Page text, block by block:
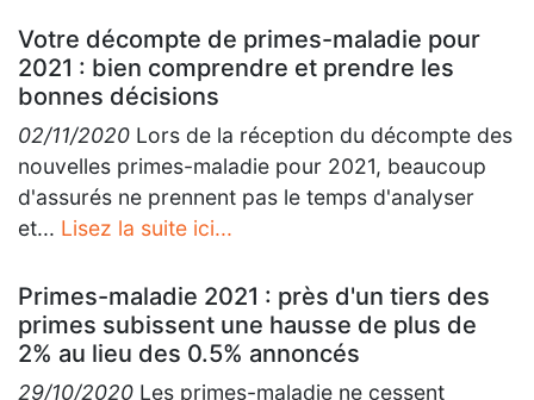
Votre décompte de primes-maladie pour
2021 : bien comprendre et prendre les
bonnes décisions
02/11/2020 Lors de la réception du décompte des
nouvelles primes-maladie pour 2021, beaucoup
d'assurés ne prennent pas le temps d'analyser
et... Lisez la suite ici...
Primes-maladie 2021 : près d'un tiers des
primes subissent une hausse de plus de
2% au lieu des 0.5% annoncés
29/10/2020 Les primes-maladie ne cessent